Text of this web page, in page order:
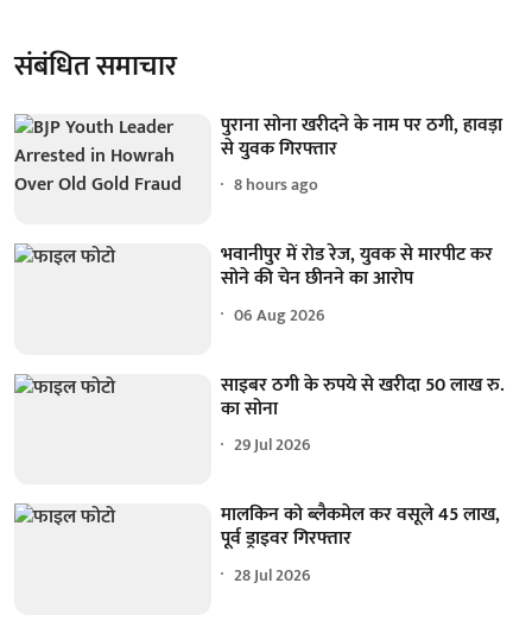
संबंधित समाचार
पुराना सोना खरीदने के नाम पर ठगी, हावड़ा
से युवक गिरफ्तार
8 hours ago
भवानीपुर में रोड रेज, युवक से मारपीट कर
सोने की चेन छीनने का आरोप
06 Aug 2026
साइबर ठगी के रुपये से खरीदा 50 लाख रु.
का सोना
29 Jul 2026
मालकिन को ब्लैकमेल कर वसूले 45 लाख,
पूर्व ड्राइवर गिरफ्तार
28 Jul 2026